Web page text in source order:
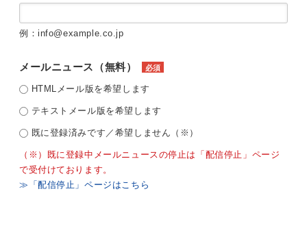
例：info@example.co.jp
メールニュース（無料） 必須
HTMLメール版を希望します
テキストメール版を希望します
既に登録済みです／希望しません（※）
（※）既に登録中メールニュースの停止は「配信停止」ページ
で受付けております。
≫「配信停止」ページはこちら